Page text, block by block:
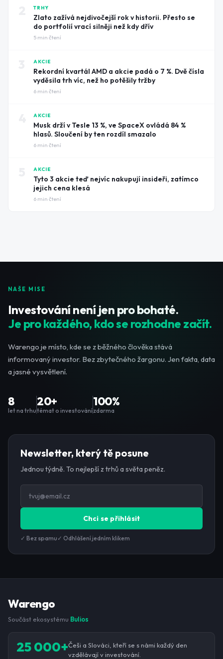
TRHY
Zlato zažívá nejdivočejší rok v historii. Přesto se
do portfolií vrací silněji než kdy dřív
5 min čtení
AKCIE
Rekordní kvartál AMD a akcie padá o 7 %. Dvě čísla
vyděsila trh víc, než ho potěšily tržby
6 min čtení
AKCIE
Musk drží v Tesle 13 %, ve SpaceX ovládá 84 %
hlasů. Sloučení by ten rozdíl smazalo
6 min čtení
AKCIE
Tyto 3 akcie teď nejvíc nakupují insideři, zatímco
jejich cena klesá
6 min čtení
NAŠE MISE
Investování není jen pro bohaté.
Je pro každého, kdo se rozhodne začít.
Warengo je místo, kde se z běžného člověka stává
informovaný investor. Bez zbytečného žargonu. Jen fakta, data
a jasné vysvětlení.
8
let na trhu
20+
témat o investování
100%
zdarma
Newsletter, který tě posune
Jednou týdně. To nejlepší z trhů a světa peněz.
Chci se přihlásit
✓ Bez spamu ✓ Odhlášení jedním klikem
Warengo
Součást ekosystému Bulios
25 000+Češi a Slováci, kteří se s námi každý den
vzdělávají v investování.